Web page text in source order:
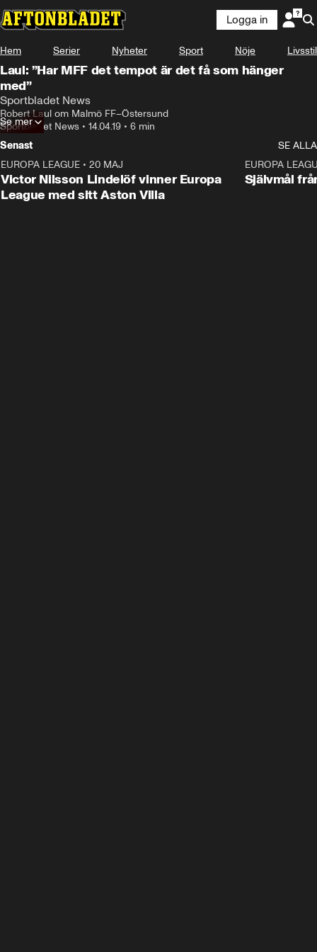
Logga in
Hem Serier Nyheter Sport Nöje Livsstil
Laul: ”Har MFF det tempot är det få som hänger
med”
Sportbladet News
Robert Laul om Malmö FF–Östersund
Sportbladet News • 14.04.19 • 6 min
Se mer
Senast
SE ALLA
EUROPA LEAGUE • 20 MAJ
Victor Nilsson Lindelöf vinner Europa
League med sitt Aston Villa
EUROPA
Självmål